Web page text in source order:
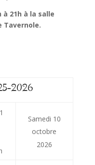
à 21h à la salle
Tavernole.
2026
Samedi 10
octobre
2026